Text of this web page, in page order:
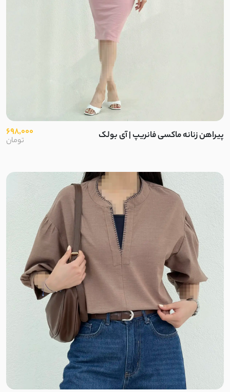
پیراهن زنانه ماکسی فانریپ | آی بولک 698,000
تومان